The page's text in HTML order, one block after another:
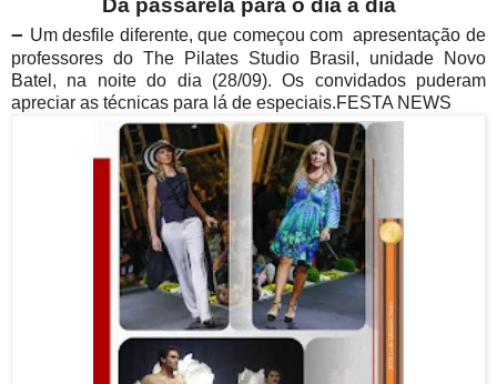
– Um desfile diferente, que começou com apresentação de
professores do The Pilates Studio Brasil, unidade Novo
Batel, na noite do dia (28/09). Os convidados puderam
apreciar as técnicas para lá de especiais.FESTA NEWS